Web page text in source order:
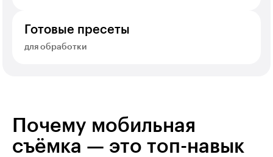
Готовые пресеты
для обработки
Почему мобильная
съёмка — это топ-навык